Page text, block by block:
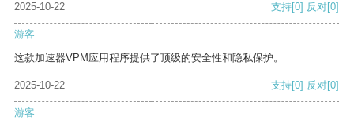
2025-10-22
支持[0] 反对[0]
游客
这款加速器VPM应用程序提供了顶级的安全性和隐私保护。
2025-10-22 支持[0] 反对[0]
游客